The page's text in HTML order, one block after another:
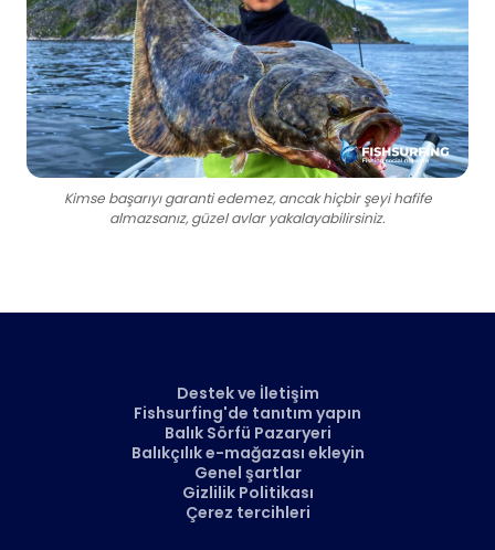
Kimse başarıyı garanti edemez, ancak hiçbir şeyi hafife
almazsanız, güzel avlar yakalayabilirsiniz.
Destek ve İletişim
Fishsurfing'de tanıtım yapın
Balık Sörfü Pazaryeri
Balıkçılık e-mağazası ekleyin
Genel şartlar
Gizlilik Politikası
Çerez tercihleri